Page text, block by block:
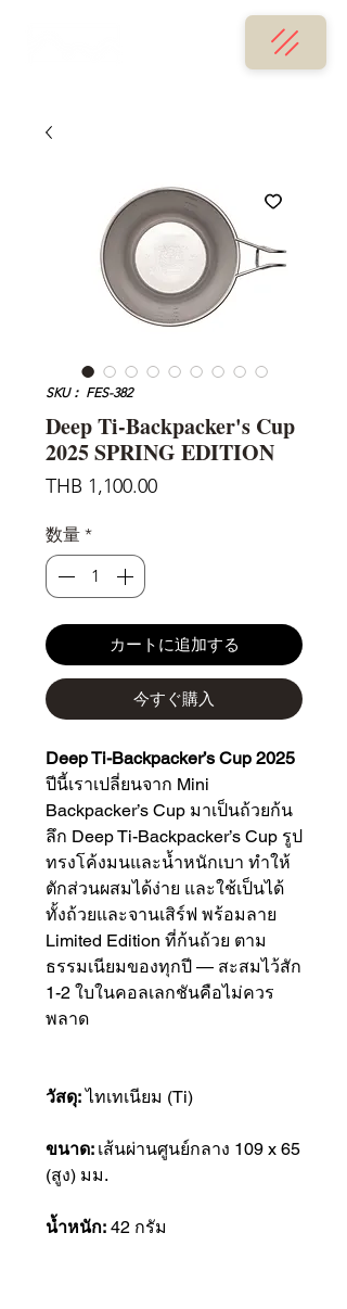
SKU： FES-382
Deep Ti-Backpacker's Cup
2025 SPRING EDITION
THB 1,100.00価
数量 *
カートに追加する
今すぐ購入
Deep Ti-Backpacker’s Cup 2025
ปีนี้เราเปลี่ยนจาก Mini
Backpacker’s Cup มาเป็นถ้วยก้น
ลึก Deep Ti-Backpacker’s Cup รูป
ทรงโค้งมนและน้ำหนักเบา ทำให้
ตักส่วนผสมได้ง่าย และใช้เป็นได้
ทั้งถ้วยและจานเสิร์ฟ พร้อมลาย
Limited Edition ที่ก้นถ้วย ตาม
ธรรมเนียมของทุกปี — สะสมไว้สัก
1-2 ใบในคอลเลกชันคือไม่ควร
พลาด
วัสดุ:ไทเทเนียม (Ti)
ขนาด: เส้นผ่านศูนย์กลาง 109 x 65
(สูง) มม.
น้ำหนัก: 42 กรัม